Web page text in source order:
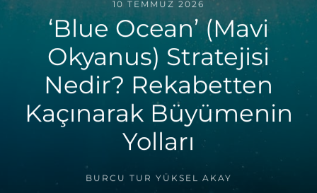
10 TEMMUZ 2026
‘Blue Ocean’ (Mavi
Okyanus) Stratejisi
Nedir? Rekabetten
Kaçınarak Büyümenin
Yolları
BURCU TUR YÜKSEL AKAY